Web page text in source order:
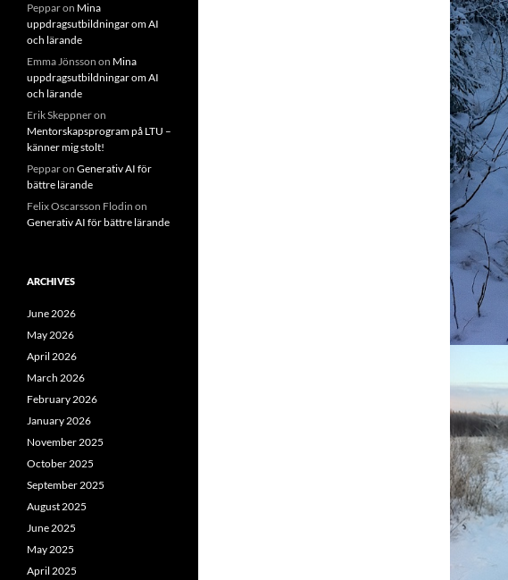
Pepparon Mina
uppdragsutbildningar om AI
och lärande
Emma Jönsson on Mina
uppdragsutbildningar om AI
och lärande
Erik Skeppneron
Mentorskapsprogram på LTU –
känner mig stolt!
Pepparon Generativ AI för
bättre lärande
Felix Oscarsson Flodin on
Generativ AI för bättre lärande
ARCHIVES
June 2026
May 2026
April 2026
March 2026
February 2026
January 2026
November 2025
October 2025
September 2025
August 2025
June 2025
May 2025
April 2025